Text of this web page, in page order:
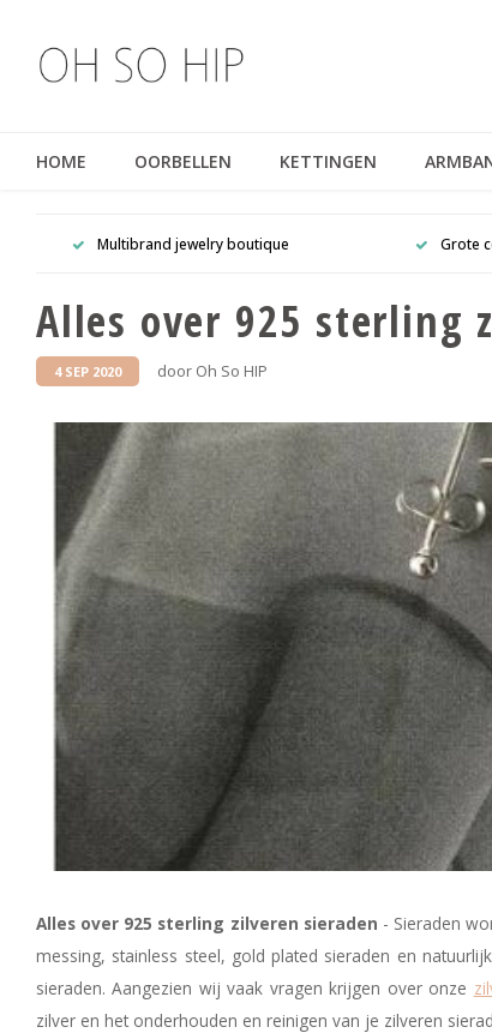
HOME OORBELLEN KETTINGEN
Multibrand jewelry boutique Grote
Alles over 925 sterling
4 SEP 2020 door Oh So HIP
Alles over 925 sterling zilveren sieraden - Sieraden
messing, stainless steel, gold plated sieraden en
sieraden. Aangezien wij vaak vragen krijgen over onze
zilver en het onderhouden en reinigen van je zilveren